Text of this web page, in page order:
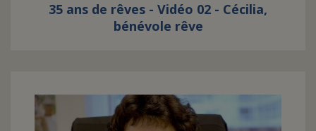
35 ans de rêves - Vidéo 02 - Cécilia,
bénévole rêve